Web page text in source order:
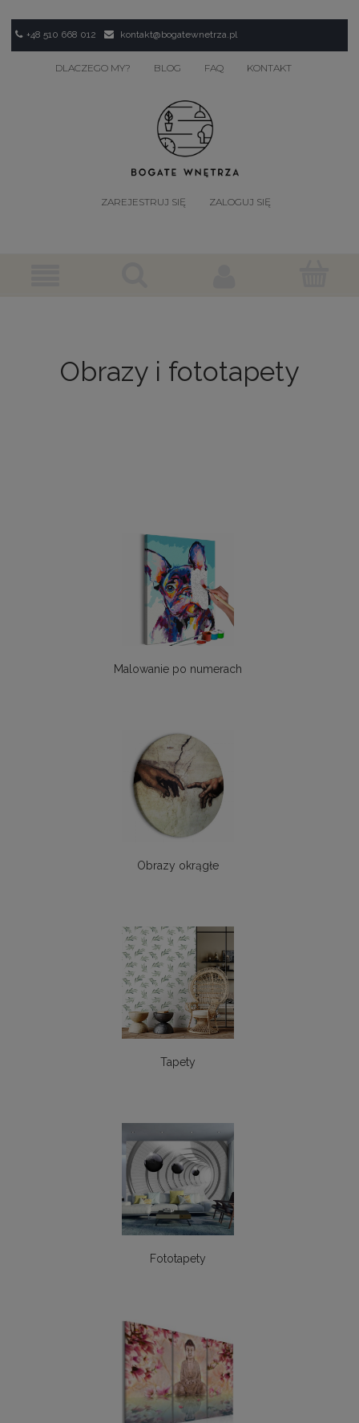
+48 510 668 012 kontakt@bogatewnetrza.pl
DLACZEGO MY? BLOG FAQ KONTAKT
ZAREJESTRUJ SIĘ ZALOGUJ SIĘ
Obrazy i fototapety
Malowanie po numerach
Obrazy okrągłe
Tapety
Fototapety